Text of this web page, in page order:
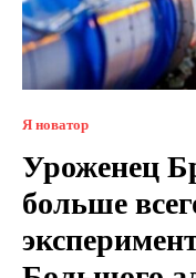
Я новатор
Уроженец
больше